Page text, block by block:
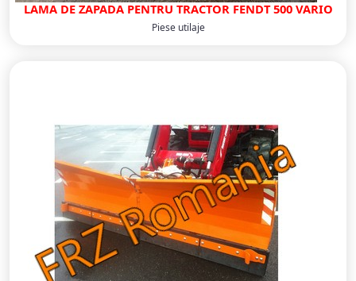
LAMA DE ZAPADA PENTRU TRACTOR FENDT 500 VARIO
Piese utilaje